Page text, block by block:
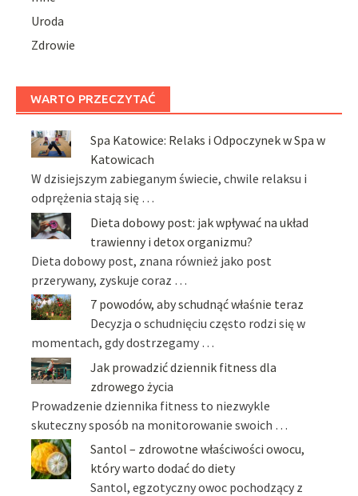
Uroda
Zdrowie
WARTO PRZECZYTAĆ
Spa Katowice: Relaks i Odpoczynek w Spa w
Katowicach
W dzisiejszym zabieganym świecie, chwile relaksu i
odprężenia stają się …
Dieta dobowy post: jak wpływać na układ
trawienny i detox organizmu?
Dieta dobowy post, znana również jako post
przerywany, zyskuje coraz …
7 powodów, aby schudnąć właśnie teraz
Decyzja o schudnięciu często rodzi się w
momentach, gdy dostrzegamy …
Jak prowadzić dziennik fitness dla
zdrowego życia
Prowadzenie dziennika fitness to niezwykle
skuteczny sposób na monitorowanie swoich …
Santol – zdrowotne właściwości owocu,
który warto dodać do diety
Santol, egzotyczny owoc pochodzący z